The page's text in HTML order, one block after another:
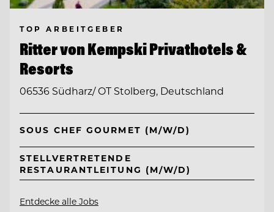
TOP ARBEITGEBER
Ritter von Kempski Privathotels &
Resorts
06536 Südharz/ OT Stolberg, Deutschland
SOUS CHEF GOURMET (M/W/D)
STELLVERTRETENDE
RESTAURANTLEITUNG (M/W/D)
Entdecke alle Jobs